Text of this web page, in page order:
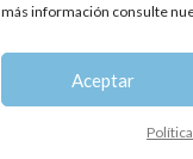
más información consulte
Aceptar
Ayurveda
Aromaterapia y